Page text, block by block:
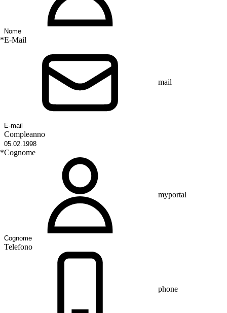
*E-Mail
mail
Compleanno
*Cognome
myportal
Telefono
phone